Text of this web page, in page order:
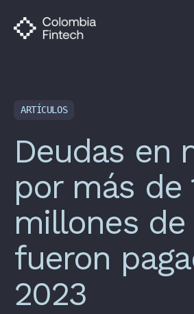
ARTÍCULOS
Deudas en
por más de
millones de
fueron
2023